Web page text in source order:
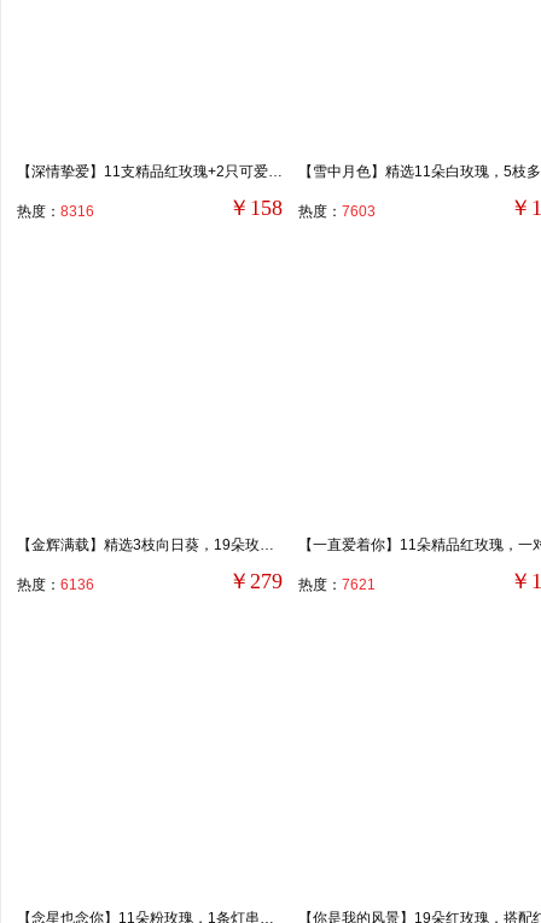
【深情挚爱】11支精品红玫瑰+2只可爱小熊，搭配适量白色满天星、栀子叶。
热度： 8316 ￥158 热度： 7603 ￥
【金辉满载】精选3枝向日葵，19朵玫瑰康乃馨混搭（红玫瑰和红色康乃馨为主，金辉玫瑰、香槟玫瑰），5枝多头橙色泡泡，搭配尤加利叶装饰。
热度： 6136 ￥279 热度： 7621 ￥
【念星也念你】11朵粉玫瑰，1条灯串，搭配满天星装饰。